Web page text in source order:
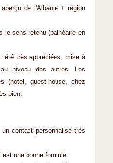
de l'Albanie + région
le sens retenu (balnéaire en
été très appréciées, mise à
niveau des autres. Les
(hotel, guest-house, chez
bien.
contact personnalisé très
une bonne formule